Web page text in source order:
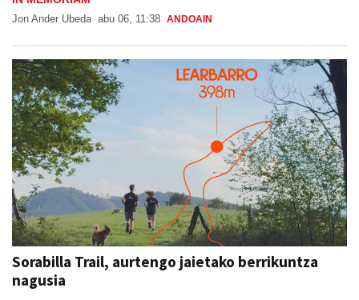
Jon Ander Ubeda abu 06, 11:38 ANDOAIN
Sorabilla Trail, aurtengo jaietako berrikuntza
nagusia